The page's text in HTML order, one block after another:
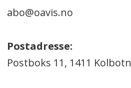
abo@oavis.no
Postadresse:
Postboks 11, 1411 Kolbotn